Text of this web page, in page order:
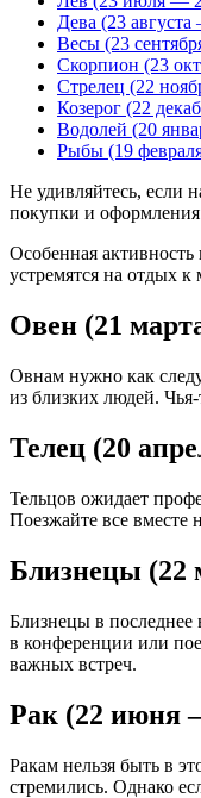
Дева (23
Весы (23
Скорпион (23
Стрелец (22
Козерог (22
Водолей (20
Рыбы (19
Не удивляйтесь, если
покупки и
Особенная
устремятся на отдых
Овен (21
Овнам нужно как
из близких людей.
Телец (20
Тельцов ожидает
Поезжайте все вместе
Близнецы
Близнецы в последнее
в конференции или
важных встреч.
Рак (22 июня
Ракам нельзя быть в
стремились. Однако